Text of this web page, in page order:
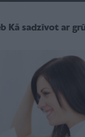
Kā sadzīvot ar